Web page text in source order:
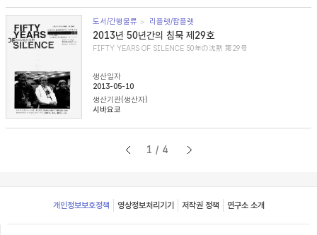
도서/간행물류 리플렛/팜플렛
2013년 50년간의 침묵 제29호
FIFTY YEARS OF SILENCE 50年の沈黙 第29号
생산일자
2013-05-10
생산기관(생산자)
시바요코
1/4
Footer
개인정보보호정책 영상정보처리기기 저작권 정책 연구소 소개